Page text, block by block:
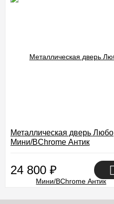
Металлическая дверь Любо
Мини/BChrome Антик
24 800 ₽